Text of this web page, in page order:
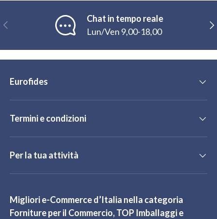
Indietro
Chat in tempo reale
Lun/Ven 9,00-18,00
Eurofides
Termini e condizioni
Per la tua attività
Migliori e-Commerce d’Italia nella categoria
Forniture per il Commercio, TOP Imballaggi e